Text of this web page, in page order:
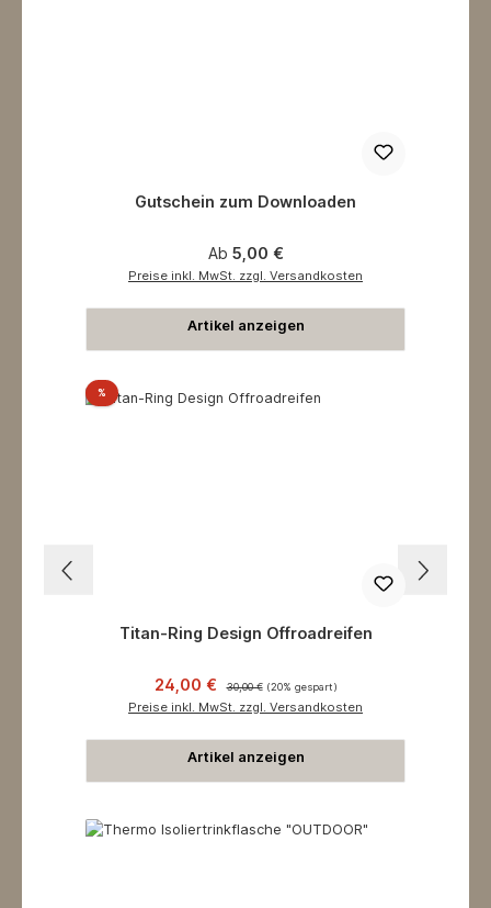
Gutschein zum Downloaden
Regulärer Preis:
Ab 5,00 €
Preise inkl. MwSt. zzgl. Versandkosten
Artikel anzeigen
%Rabatt
Titan-Ring Design Offroadreifen
Verkaufspreis:
24,00 € 30,00 € (20% gespart)
Preise inkl. MwSt. zzgl. Versandkosten
Artikel anzeigen